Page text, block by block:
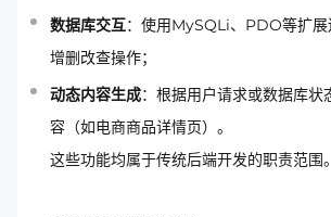
数据库交互：使用MySQLi、PDO等扩
增删改查操作；
动态内容生成：根据用户请求或数据库状
容（如电商商品详情页）。
这些功能均属于传统后端开发的职责范围。